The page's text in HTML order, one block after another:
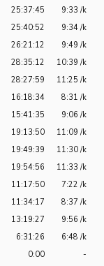
25:37:45
9:33 /k
25:40:52
9:34 /k
26:21:12
9:49 /k
28:35:12
10:39 /k
28:27:59
11:25 /k
16:18:34
8:31 /k
15:41:35
9:06 /k
19:13:50
11:09 /k
19:49:39
11:30 /k
19:54:56
11:33 /k
11:17:50
7:22 /k
11:34:17
8:37 /k
13:19:27
9:56 /k
6:31:26
6:48 /k
0:00
-